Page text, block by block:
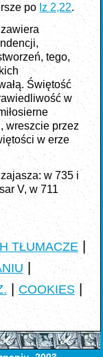
po Iz 2,22.
tego,
Świętość
w
wreszcie przez
w erze
w 735 i
V, w 711
TŁUMACZE
|
COOKIES